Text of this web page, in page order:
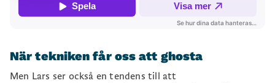
När tekniken får oss att ghosta
Men Lars ser också en tendens till att